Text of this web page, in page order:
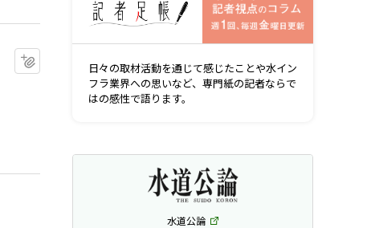
日々の取材活動を通じて感じたことや水イン
フラ業界への思いなど、専門紙の記者ならで
はの感性で語ります。
水道公論